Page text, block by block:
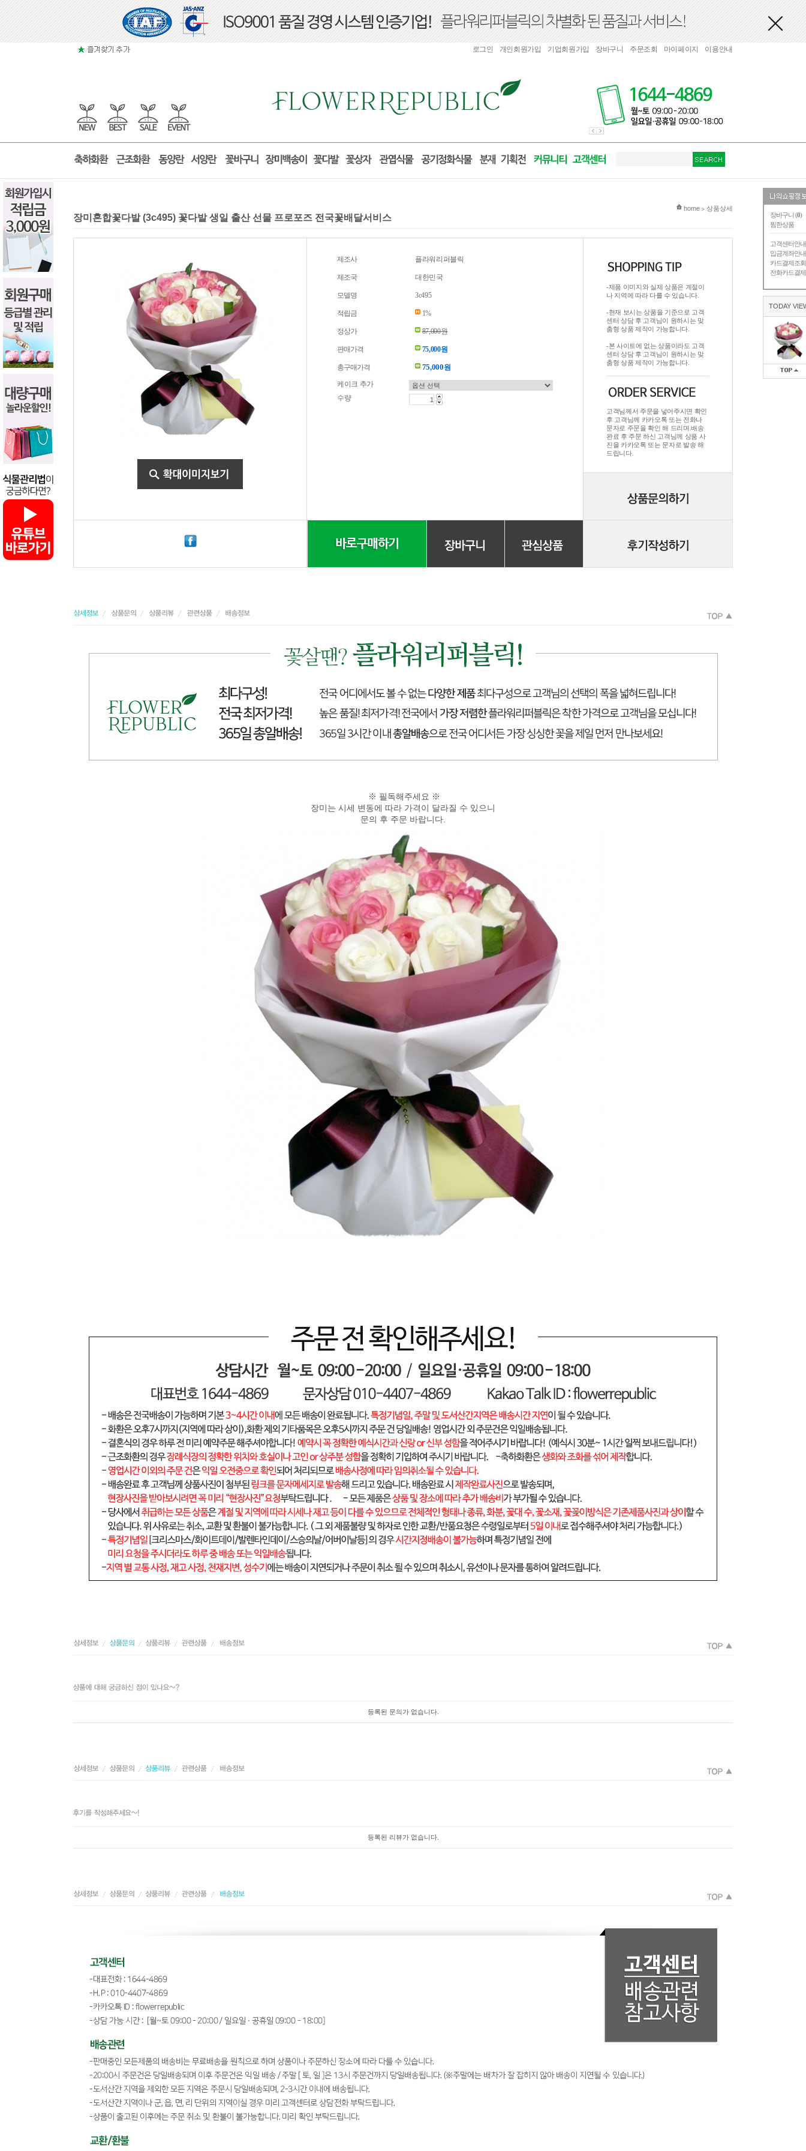
장바구니 (0)
찜한상품
고객센터안내
입금계좌안내
카드결제조회
전화카드결제
TODAY
로그인 개인회원가입 기업회원가입 장바구니 주문조회 마이페이지 이용안내
현재 위치
home > 상품상세
장미혼합꽃다발 (3c495) 꽃다발 생일 출산 선물 프로포즈 전국꽃배달서비스
제조사 플라워리퍼블릭
제조국 대한민국
모델명 3c495
적립금 1%
정상가 87,000원
판매가격 75,000원
총구매가격 75,000원
케이크 추가
수량
-제품 이미지와 실제 상품은 계절이
나 지역에 따라 다를 수 있습니다.
-현재 보시는 상품을 기준으로 고객
센터 상담 후 고객님이 원하시는 맞
춤형 상품 제작이 가능합니다.
-본 사이트에 없는 상품이라도 고객
센터 상담 후 고객님이 원하시는 맞
춤형 상품 제작이 가능합니다.
고객님께서 주문을 넣어주시면 확인
후 고객님께 카카오톡 또는 전화나
문자로 주문을 확인 해 드리며.배송
완료 후 주문 하신 고객님께 상품 사
진을 카카오톡 또는 문자로 발송 해
드립니다.
※ 필독해주세요 ※
장미는 시세 변동에 따라 가격이 달라질 수 있으니
문의 후 주문 바랍니다.
등록된 문의가 없습니다.
등록된 리뷰가 없습니다.